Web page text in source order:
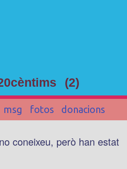
(2)
msg fotos donacions
coneixeu, però han estat